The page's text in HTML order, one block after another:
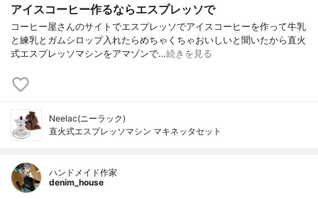
アイスコーヒー作るならエスプレッソで
コーヒー屋さんのサイトでエスプレッソでアイスコーヒーを作って牛乳
と練乳とガムシロップ入れたらめちゃくちゃおいしいと聞いたから直火
式エスプレッソマシンをアマゾンで…続きを見る
Neelac(ニーラック)
直火式エスプレッソマシン マキネッタセット
ハンドメイド作家
denim_house